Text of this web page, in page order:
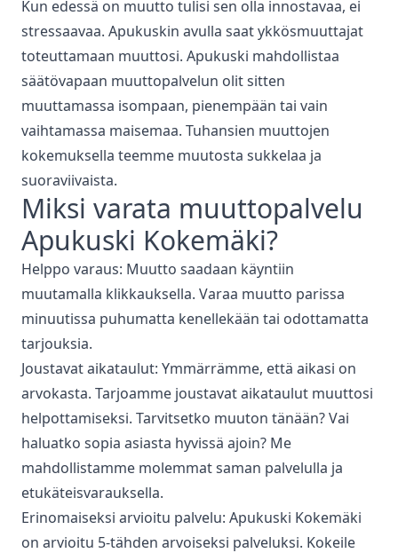
Kun edessä on muutto tulisi sen olla innostavaa, ei
stressaavaa. Apukuskin avulla saat ykkösmuuttajat
toteuttamaan muuttosi. Apukuski mahdollistaa
säätövapaan muuttopalvelun olit sitten
muuttamassa isompaan, pienempään tai vain
vaihtamassa maisemaa. Tuhansien muuttojen
kokemuksella teemme muutosta sukkelaa ja
suoraviivaista.
Miksi varata muuttopalvelu
Apukuski Kokemäki?
Helppo varaus: Muutto saadaan käyntiin
muutamalla klikkauksella. Varaa muutto parissa
minuutissa puhumatta kenellekään tai odottamatta
tarjouksia.
Joustavat aikataulut: Ymmärrämme, että aikasi on
arvokasta. Tarjoamme joustavat aikataulut muuttosi
helpottamiseksi. Tarvitsetko muuton tänään? Vai
haluatko sopia asiasta hyvissä ajoin? Me
mahdollistamme molemmat saman palvelulla ja
etukäteisvarauksella.
Erinomaiseksi arvioitu palvelu: Apukuski Kokemäki
on arvioitu 5-tähden arvoiseksi palveluksi. Kokeile